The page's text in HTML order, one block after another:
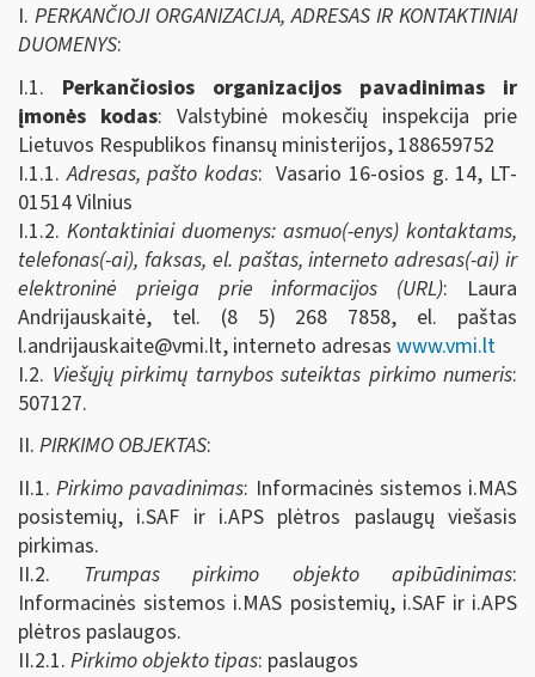
I. PERKANČIOJI ORGANIZACIJA, ADRESAS IR KONTAKTINIAI
DUOMENYS:
I.1. Perkančiosios organizacijos pavadinimas ir
įmonės kodas: Valstybinė mokesčių inspekcija prie
Lietuvos Respublikos finansų ministerijos, 188659752
I.1.1.Adresas, pašto kodas: Vasario 16-osios g. 14, LT-
01514 Vilnius
I.1.2. Kontaktiniai duomenys: asmuo(-enys) kontaktams,
telefonas(-ai), faksas, el. paštas, interneto adresas(-ai) ir
elektroninė prieiga prie informacijos (URL): Laura
Andrijauskaitė, tel. (8 5) 268 7858, el. paštas
l.andrijauskaite@vmi.lt, interneto adresas www.vmi.lt
I.2. Viešųjų pirkimų tarnybos suteiktas pirkimo numeris:
507127.
II. PIRKIMO OBJEKTAS:
II.1.Pirkimo pavadinimas: Informacinės sistemos i.MAS
posistemių, i.SAF ir i.APS plėtros paslaugų viešasis
pirkimas.
II.2. Trumpas pirkimo objekto apibūdinimas:
Informacinės sistemos i.MAS posistemių, i.SAF ir i.APS
plėtros paslaugos.
II.2.1. Pirkimo objekto tipas: paslaugos